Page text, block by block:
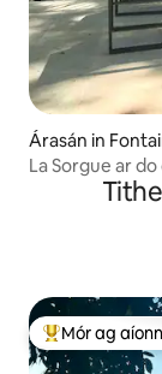
Árasán in
La Sorgue ar do
An-mhór ag
Mór ag